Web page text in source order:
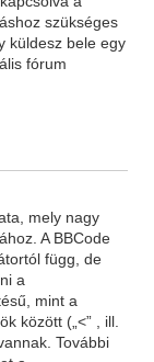
szükséges
küldesz bele egy
fórum
mely nagy
A BBCode
függ, de
a
mint a
között („<” , ill.
További